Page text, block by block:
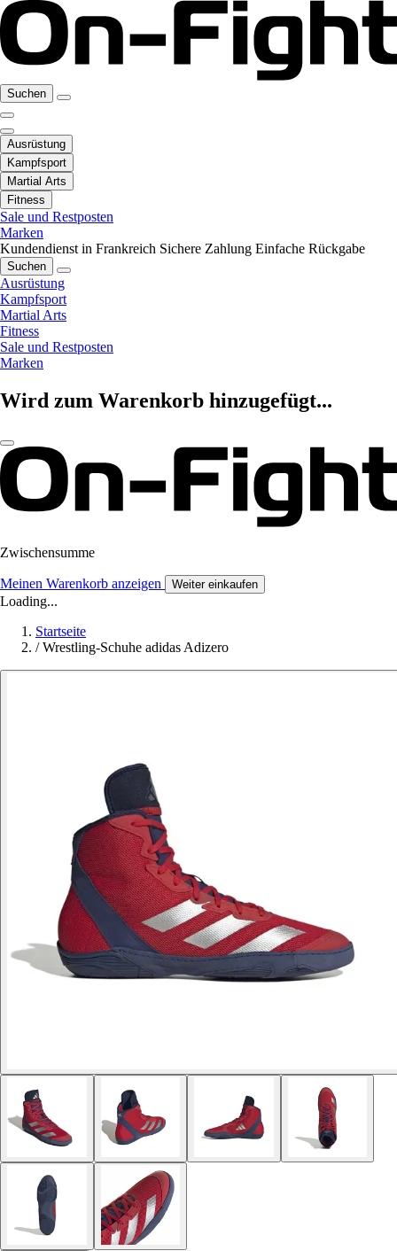
Suchen
Ausrüstung
Kampfsport
Martial Arts
Fitness
Sale und Restposten
Marken
Kundendienst in Frankreich Sichere Zahlung Einfache Rückgabe
Suchen
Ausrüstung
Kampfsport
Martial Arts
Fitness
Sale und Restposten
Marken
Wird zum Warenkorb hinzugefügt...
Zwischensumme
Meinen Warenkorb anzeigen Weiter einkaufen
Loading...
Startseite
/ Wrestling-Schuhe adidas Adizero